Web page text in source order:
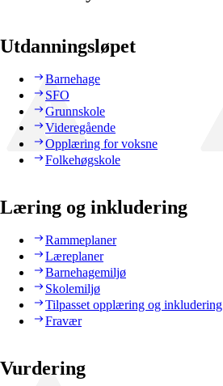
Utdanningsløpet
Barnehage
SFO
Grunnskole
Videregående
Opplæring for voksne
Folkehøgskole
Læring og inkludering
Rammeplaner
Læreplaner
Barnehagemiljø
Skolemiljø
Tilpasset opplæring og inkludering
Fravær
Vurdering